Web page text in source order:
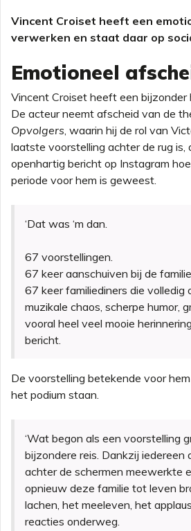
Vincent Croiset heeft een
verwerken en staat daar op
Emotioneel
Vincent Croiset heeft een
De acteur neemt afscheid van de
Opvolgers, waarin hij de rol van
laatste voorstelling achter de rug is,
openhartig bericht op Instagram
periode voor hem is geweest.
‘Dat was ‘m dan.
67 voorstellingen.
67 keer aanschuiven bij de
67 keer familiediners die volledig
muzikale chaos, scherpe humor,
vooral heel veel mooie
bericht.
De voorstelling betekende voor
het podium staan.
‘Wat begon als een voorstelling
bijzondere reis. Dankzij iedereen
achter de schermen meewerkte
opnieuw deze familie tot leven
lachen, het meeleven, het
reacties onderweg.